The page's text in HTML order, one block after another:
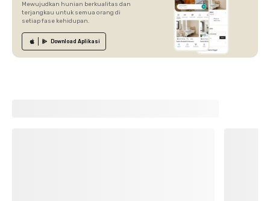
Mewujudkan hunian berkualitas dan
terjangkau untuk semua orang di
setiap fase kehidupan.
Download Aplikasi